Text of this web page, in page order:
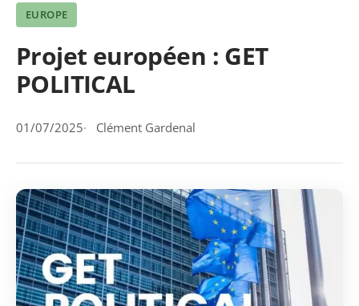
EUROPE
Projet européen : GET
POLITICAL
01/07/2025 Clément Gardenal